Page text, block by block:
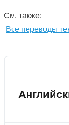
См. также:
Все переводы